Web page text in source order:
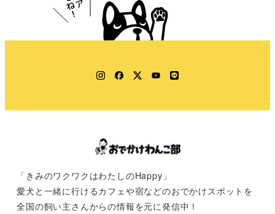
Instagram
Facebook
TwitterYouTube
LINE
「きみのワクワクはわたしのHappy」
愛犬と一緒に行けるカフェや宿などのおでかけスポットを
全国の飼い主さんからの情報を元に発信中！